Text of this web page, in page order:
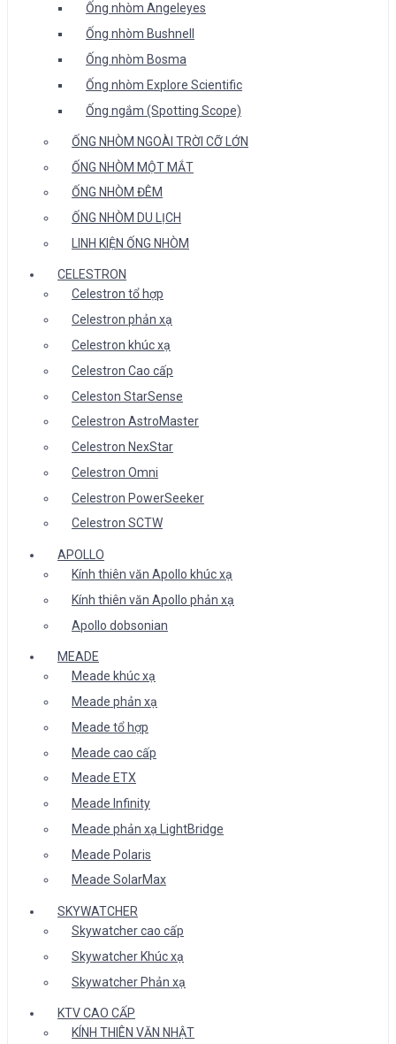
Ống nhòm Angeleyes
Ống nhòm Bushnell
Ống nhòm Bosma
Ống nhòm Explore Scientific
Ống ngắm (Spotting Scope)
ỐNG NHÒM NGOÀI TRỜI CỠ LỚN
ỐNG NHÒM MỘT MẮT
ỐNG NHÒM ĐÊM
ỐNG NHÒM DU LỊCH
LINH KIỆN ỐNG NHÒM
CELESTRON
Celestron tổ hợp
Celestron phản xạ
Celestron khúc xạ
Celestron Cao cấp
Celeston StarSense
Celestron AstroMaster
Celestron NexStar
Celestron Omni
Celestron PowerSeeker
Celestron SCTW
APOLLO
Kính thiên văn Apollo khúc xạ
Kính thiên văn Apollo phản xạ
Apollo dobsonian
MEADE
Meade khúc xạ
Meade phản xạ
Meade tổ hợp
Meade cao cấp
Meade ETX
Meade Infinity
Meade phản xạ LightBridge
Meade Polaris
Meade SolarMax
SKYWATCHER
Skywatcher cao cấp
Skywatcher Khúc xạ
Skywatcher Phản xạ
KTV CAO CẤP
KÍNH THIÊN VĂN NHẬT